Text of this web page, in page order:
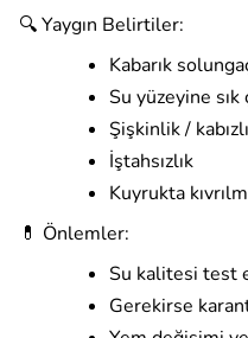
🔍 Yaygın Belirtiler:
Kabarık
Su yüzeyine sık
Şişkinlik /
İştahsızlık
Kuyrukta
💊 Önlemler:
Su kalitesi test
Gerekirse